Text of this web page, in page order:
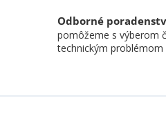
Odborné
pomôžeme s výberom
technickým problémom